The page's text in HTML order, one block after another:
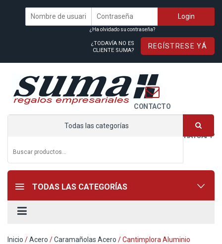
¿Ha olvidado su contraseña?
¿TODAVÍA NO ES
CLIENTE SUMA?
REGÍSTRESE YÁ
WHATSAPP
CONTACTO
Todas las categorías
TODAS LAS CATEGORÍAS
Inicio /Acero /Caramañolas Acero / Cantimplora Aluminio